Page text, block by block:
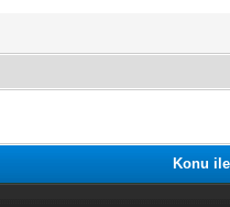
Konu